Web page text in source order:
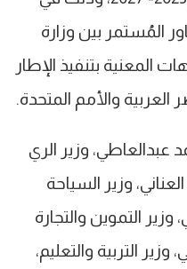
المُستمر بين وزارة
المعنية بتنفيذ الإطار
والأمم المتحدة.
عبدالعاطي، وزير الري
وزير السياحة
وزير التموين والتجارة
التربية والتعليم،